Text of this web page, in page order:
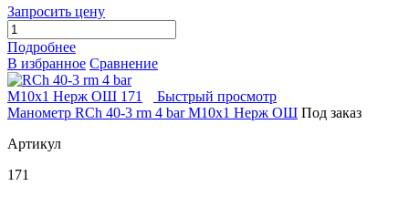
Запросить цену
Подробнее
В избранное Сравнение
Быстрый просмотр
Манометр RCh 40-3 rm 4 bar М10х1 Нерж ОШ Под заказ
Артикул
171